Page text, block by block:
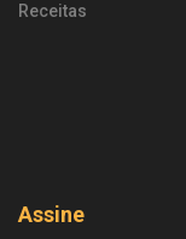
Receitas
Assine